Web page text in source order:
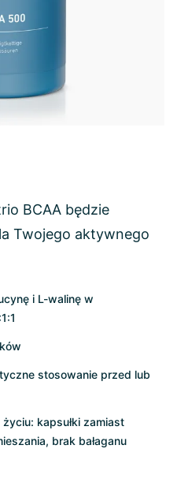
BCAA będzie
Twojego aktywnego
i L-walinę w
stosowanie przed lub
kapsułki zamiast
brak bałaganu